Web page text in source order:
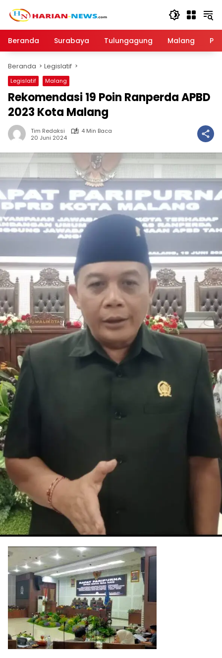
Beranda
Surabaya Tulungagung Malang
Beranda Legislatif
Legislatif Malang
Rekomendasi 19 Poin Ranperda APBD
2023 Kota Malang
Tim Redaksi
4 Min Baca
20 Juni 2024